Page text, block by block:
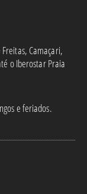
Camaçari,
o Iberostar Praia
e feriados.